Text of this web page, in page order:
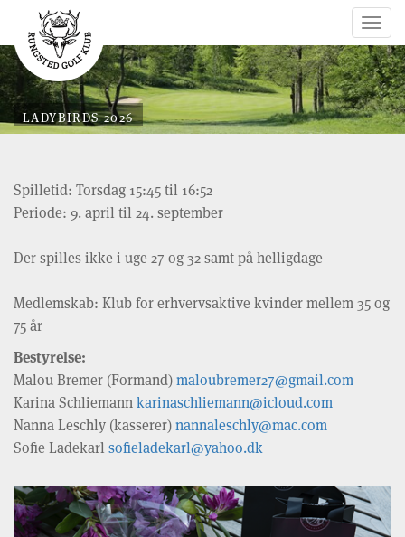
LADYBIRDS 2026
Spilletid: Torsdag 15:45 til 16:52
Periode: 9. april til 24. september
Der spilles ikke i uge 27 og 32 samt på helligdage
Medlemskab: Klub for erhvervsaktive kvinder mellem 35 og
75 år
Bestyrelse:
Malou Bremer (Formand)maloubremer27@gmail.com
Karina Schliemannkarinaschliemann@icloud.com
Nanna Leschly (kasserer)nannaleschly@mac.com
Sofie Ladekarl sofieladekarl@yahoo.dk